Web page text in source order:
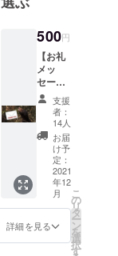
失ったマ
レーグマを
保護し、野
生復帰を目
指してリハ
ビリ活動を
行っていま
す。BSBCC
BSBCCを日
本の皆様に
知ってもら
い、日本か
らマレーグ
500円
【お礼
メッ
セー
ジ】 感
謝を込
めて、
お礼の
メッ
セージ
をメー
ルでお
送りし
ます
支援
者：
14人
お届
け予
定：
2021
年12
月
詳細を見る
こ
の
リ
タ
ー
ン
を
選
択
す